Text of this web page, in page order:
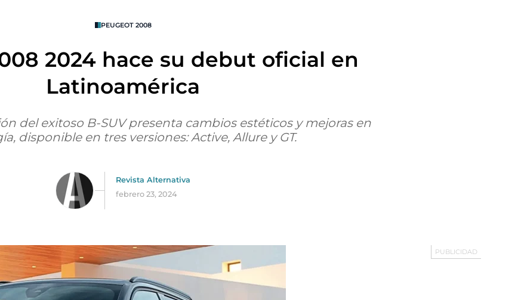
PEUGEOT 2008
2024 hace su debut oficial en
Latinoamérica
del exitoso B-SUV presenta cambios estéticos y mejoras en
disponible en tres versiones: Active, Allure y GT.
Revista Alternativa
febrero 23, 2024